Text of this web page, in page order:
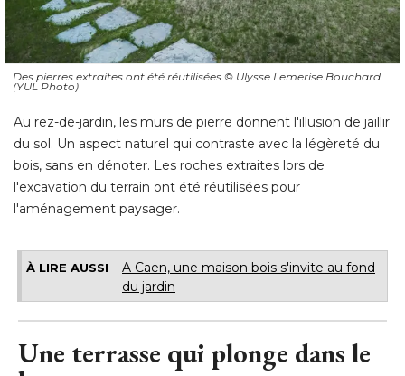
Des pierres extraites ont été réutilisées © Ulysse Lemerise Bouchard
(YUL Photo)
Au rez-de-jardin, les murs de pierre donnent l'illusion de jaillir
du sol. Un aspect naturel qui contraste avec la légèreté du
bois, sans en dénoter. Les roches extraites lors de
l'excavation du terrain ont été réutilisées pour
l'aménagement paysager.
À LIRE AUSSI
A Caen, une maison bois s'invite au fond
du jardin
Une terrasse qui plonge dans le